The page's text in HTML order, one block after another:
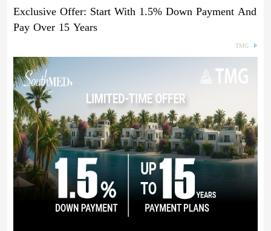
Exclusive Offer: Start With 1.5% Down Payment And
Pay Over 15 Years
TMG